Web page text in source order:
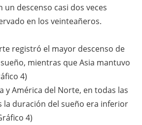
descenso casi dos veces
en los veinteañeros.
registró el mayor descenso de
mientras que Asia mantuvo
4)
y América del Norte, en todas las
la duración del sueño era inferior
4)